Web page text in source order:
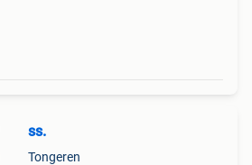
ss.
Tongeren